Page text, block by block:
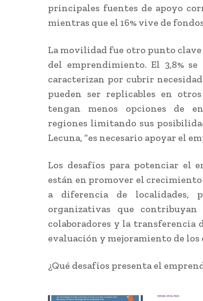
principales fuentes de apoyo
mientras que el 16% vive de
La movilidad fue otro punto
del emprendimiento. El 3,8%
caracterizan por cubrir
pueden ser replicables en
tengan menos opciones de
regiones limitando sus
Lecuna, “es necesario apoyar el
Los desafíos para potenciar el
están en promover el
a diferencia de localidades,
organizativas que
colaboradores y la transferencia
evaluación y mejoramiento de
¿Qué desafíos presenta el